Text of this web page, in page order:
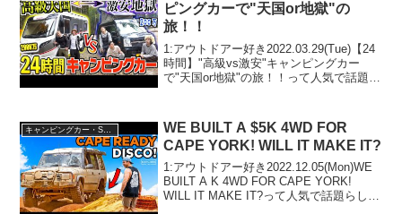
ピングカーで"天国or地獄"の
旅！！
1:アウトドアー好き2022.03.29(Tue)【24
時間】"高級vs激安"キャンピングカー
で"天国or地獄"の旅！！って人気で話題ら
す！3:アウト...
キャンピングカー・SUV人気車種
WE BUILT A $5K 4WD FOR
CAPE YORK! WILL IT MAKE IT?
1:アウトドアー好き2022.12.05(Mon)WE
BUILT A K 4WD FOR CAPE YORK!
WILL IT MAKE IT?って人気で話題らしい